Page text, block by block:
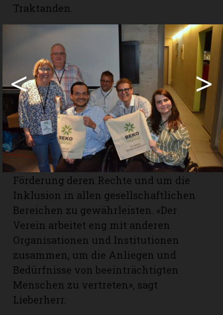
Traktanden.
Beko Thurgau – für was genau?
Der Verein Beko TG gilt als religiös und
politisch neutral und verfolgt
ausschliesslich gemeinnützige Zwecke.
So setzt er sich für die Förderung der
Interessen von Menschen mit
Beeinträchtigung ein, engagiert sich
für deren gleichberechtigte Teilhabe
und Inklusion in der Gesellschaft.
Zudem unterstützt er aktiv die
Förderung deren Rechte und um die
Inklusion in allen gesellschaftlichen
Bereichen zu gewährleisten. «Der
Verein arbeitet eng mit anderen
Organisationen und Institutionen
zusammen, um die Anliegen und
Bedürfnisse von beeinträchtigten
Menschen zu vertreten», sagt
Lieberherr.
< >